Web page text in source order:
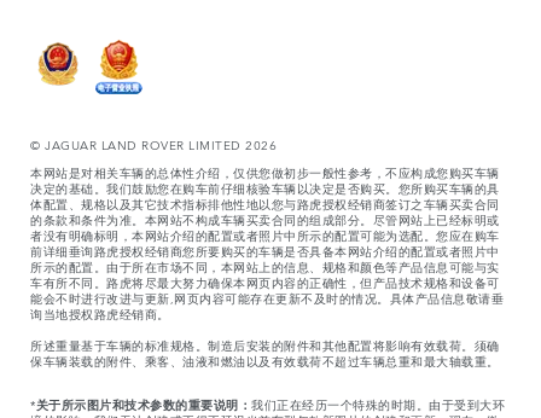
© JAGUAR LAND ROVER LIMITED 2026
本网站是对相关车辆的总体性介绍，仅供您做初步一般性参考，不应构成您购买车辆
决定的基础。我们鼓励您在购车前仔细核验车辆以决定是否购买。您所购买车辆的具
体配置、规格以及其它技术指标排他性地以您与路虎授权经销商签订之车辆买卖合同
的条款和条件为准。本网站不构成车辆买卖合同的组成部分。尽管网站上已经标明或
者没有明确标明，本网站介绍的配置或者照片中所示的配置可能为选配。您应在购车
前详细垂询路虎授权经销商您所要购买的车辆是否具备本网站介绍的配置或者照片中
所示的配置。由于所在市场不同，本网站上的信息、规格和颜色等产品信息可能与实
车有所不同。路虎将尽最大努力确保本网页内容的正确性，但产品技术规格和设备可
能会不时进行改进与更新,网页内容可能存在更新不及时的情况。具体产品信息敬请垂
询当地授权路虎经销商。
所述重量基于车辆的标准规格。制造后安装的附件和其他配置将影响有效载荷。须确
保车辆装载的附件、乘客、油液和燃油以及有效载荷不超过车辆总重和最大轴载重。
*关于所示图片和技术参数的重要说明： 我们正在经历一个特殊的时期。由于受到大环